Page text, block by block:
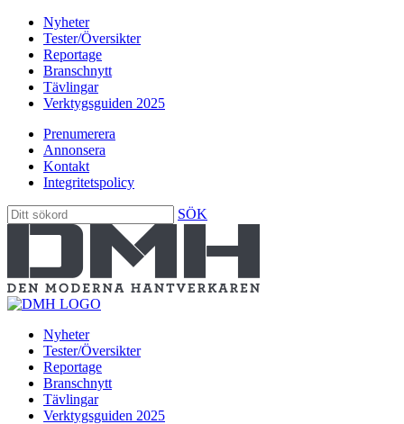
Nyheter
Tester/Översikter
Reportage
Branschnytt
Tävlingar
Verktygsguiden 2025
Prenumerera
Annonsera
Kontakt
Integritetspolicy
SÖK
Nyheter
Tester/Översikter
Reportage
Branschnytt
Tävlingar
Verktygsguiden 2025